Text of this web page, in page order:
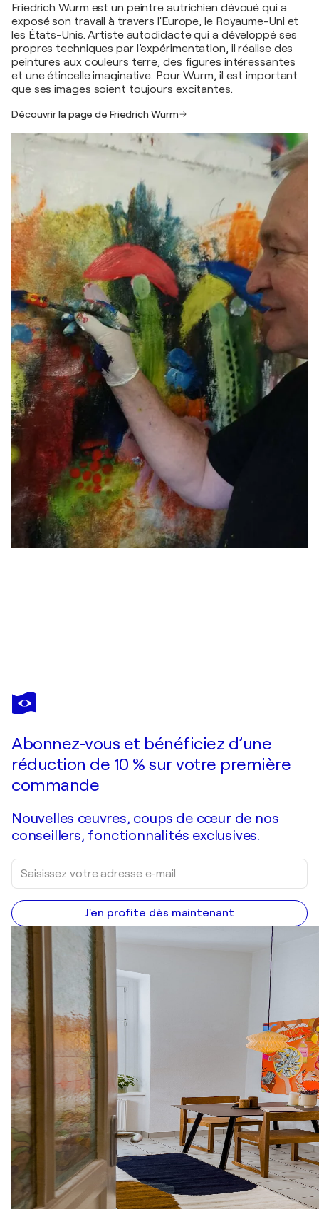
Friedrich Wurm est un peintre autrichien dévoué qui a
exposé son travail à travers l'Europe, le Royaume-Uni et
les États-Unis. Artiste autodidacte qui a développé ses
propres techniques par l’expérimentation, il réalise des
peintures aux couleurs terre, des figures intéressantes
et une étincelle imaginative. Pour Wurm, il est important
que ses images soient toujours excitantes.
Découvrir la page de Friedrich Wurm
FRIEDRICH WURM
Der Kardinal und die Nonne
Abonnez-vous et bénéficiez d’une
réduction de 10 % sur votre première
commande
Nouvelles œuvres, coups de cœur de nos
conseillers, fonctionnalités exclusives.
J'en profite dès maintenant